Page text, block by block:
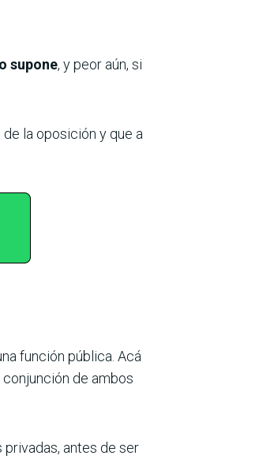
supone, y peor aún, si
la oposición y que a
función pública. Acá
conjunción de ambos
antes de ser